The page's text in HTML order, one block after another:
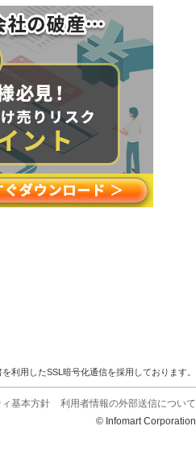
利用したSSL暗号化通信を採用しております。
基本方針
利用者情報の外部送信について
© Infomart Corporation